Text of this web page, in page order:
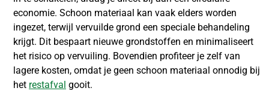
economie. Schoon materiaal kan vaak elders worden
ingezet, terwijl vervuilde grond een speciale behandeling
krijgt. Dit bespaart nieuwe grondstoffen en minimaliseert
het risico op vervuiling. Bovendien profiteer je zelf van
lagere kosten, omdat je geen schoon materiaal onnodig bij
het restafval gooit.